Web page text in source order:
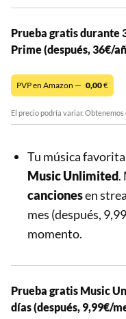
Prueba gratis durante
Prime (después, 36€/
PVP en Amazon — 0,00€
El precio podría variar.
Tu música
Music Unlimited.
cancionesen
mes (después,
momento.
Prueba gratis Music
días (después, 9,99€/